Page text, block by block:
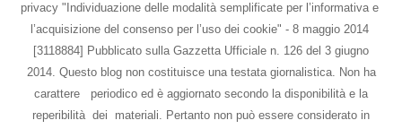
privacy "Individuazione delle modalità semplificate per l’informativa e
l’acquisizione del consenso per l’uso dei cookie" - 8 maggio 2014
[3118884] Pubblicato sulla Gazzetta Ufficiale n. 126 del 3 giugno
2014. Questo blog non costituisce una testata giornalistica. Non ha
carattere periodico ed è aggiornato secondo la disponibilità e la
reperibilità dei materiali. Pertanto non può essere considerato in